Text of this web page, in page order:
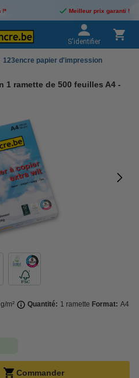
!* Meilleur prix garanti !
S'identifier
123encre papier d'impression
1 ramette de 500 feuilles A4 -
m² Quantité: 1 ramette Format: A4
Commander